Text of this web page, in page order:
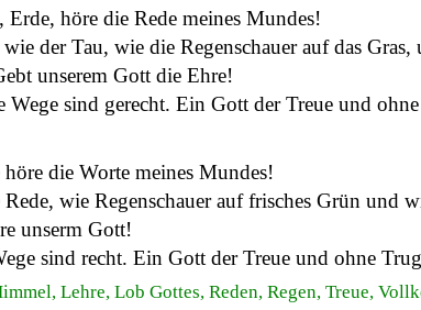
höre die Rede meines Mundes!
der Tau, wie die Regenschauer auf das
unserem Gott die Ehre!
sind gerecht. Ein Gott der Treue und
die Worte meines Mundes!
wie Regenschauer auf frisches Grün und
unserm Gott!
sind recht. Ein Gott der Treue und ohne
Lehre, Lob Gottes, Reden, Regen, Treue,